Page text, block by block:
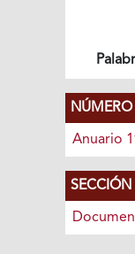
NÚMERO
Anuario
SECCIÓN